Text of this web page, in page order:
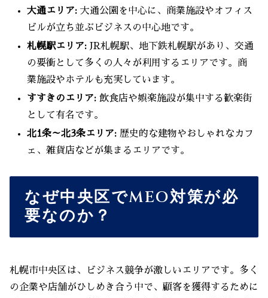
大通エリア: 大通公園を中心に、商業施設やオフィス
ビルが立ち並ぶビジネスの中心地です。
札幌駅エリア: JR札幌駅、地下鉄札幌駅があり、交通
の要衝として多くの人々が利用するエリアです。商
業施設やホテルも充実しています。
すすきのエリア: 飲食店や娯楽施設が集中する歓楽街
として有名です。
北1条～北3条エリア: 歴史的な建物やおしゃれなカフ
ェ、雑貨店などが集まるエリアです。
なぜ中央区でMEO対策が必
要なのか？
札幌市中央区は、ビジネス競争が激しいエリアです。多く
の企業や店舗がひしめき合う中で、顧客を獲得するために